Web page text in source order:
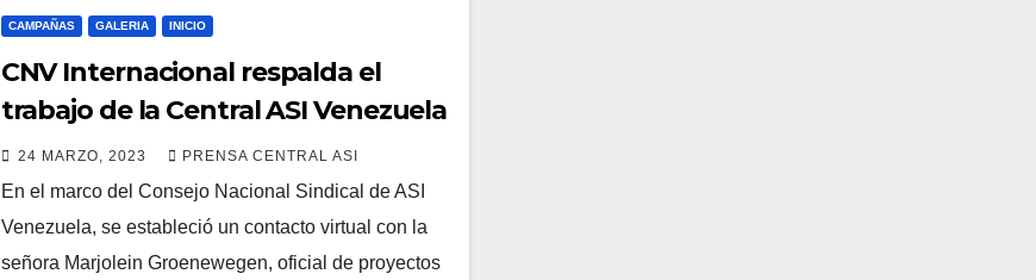
CAMPAÑAS GALERIA INICIO
CNV Internacional respalda el
trabajo de la Central ASI Venezuela
24 MARZO, 2023 PRENSA CENTRAL ASI
En el marco del Consejo Nacional Sindical de ASI
Venezuela, se estableció un contacto virtual con la
señora Marjolein Groenewegen, oficial de proyectos